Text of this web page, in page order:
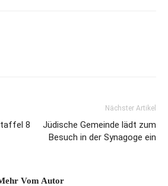
8
Nächster Artikel
Jüdische Gemeinde lädt zum
Besuch in der Synagoge ein
Vom Autor